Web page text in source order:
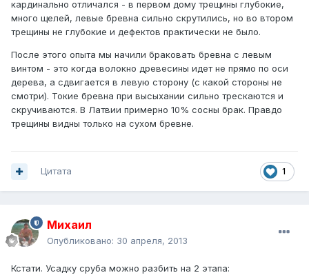
кардинально отличался - в первом дому трещины глубокие,
много щелей, левые бревна сильно скрутились, но во втором
трещины не глубокие и дефектов практически не было.
После этого опыта мы начили браковать бревна с левым
винтом - это когда волокно древесины идет не прямо по оси
дерева, а сдвигается в левую сторону (с какой стороны не
смотри). Токие бревна при высыхании сильно трескаются и
скручиваются. В Латвии примерно 10% сосны брак. Правдо
трещины видны только на сухом бревне.
1
Цитата
Михаил
Опубликовано: 30 апреля, 2013
Кстати. Усадку сруба можно разбить на 2 этапа: